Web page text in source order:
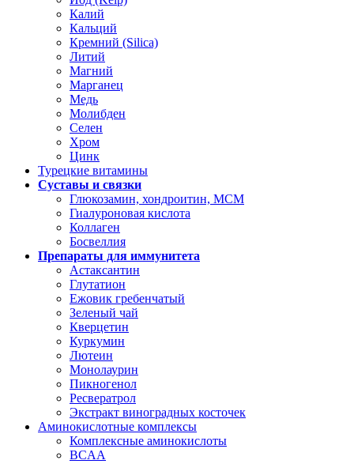
Калий
Кальций
Кремний (Silica)
Литий
Магний
Марганец
Медь
Молибден
Селен
Хром
Цинк
Турецкие витамины
Суставы и связки
Глюкозамин, хондроитин, МСМ
Гиалуроновая кислота
Коллаген
Босвеллия
Препараты для иммунитета
Астаксантин
Глутатион
Ежовик гребенчатый
Зеленый чай
Кверцетин
Куркумин
Лютеин
Монолаурин
Пикногенол
Ресвератрол
Экстракт виноградных косточек
Аминокислотные комплексы
Комплексные аминокислоты
BCAA